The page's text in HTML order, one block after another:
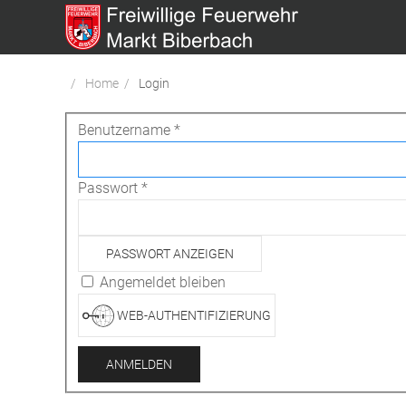
Home Login
Benutzername *
Passwort *
PASSWORT ANZEIGEN
Angemeldet bleiben
WEB-AUTHENTIFIZIERUNG
ANMELDEN